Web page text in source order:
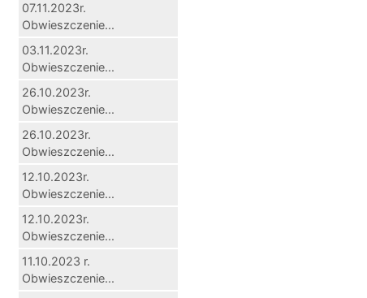
07.11.2023r.
Obwieszczenie...
03.11.2023r.
Obwieszczenie...
26.10.2023r.
Obwieszczenie...
26.10.2023r.
Obwieszczenie...
12.10.2023r.
Obwieszczenie...
12.10.2023r.
Obwieszczenie...
11.10.2023 r.
Obwieszczenie...